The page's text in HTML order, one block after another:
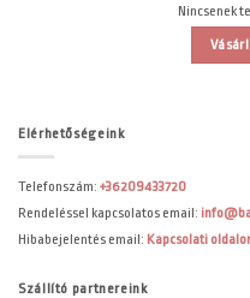
Nincsenek
Elérhetőségeink
Telefonszám: +36209433720
Rendeléssel kapcsolatos email:
Hibabejelentés email: Kapcsolati
Szállító partnereink